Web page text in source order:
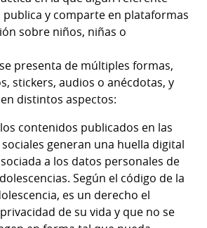
y comparte en plataformas
sobre niños, niñas o
presenta de múltiples formas,
stickers, audios o anécdotas, y
distintos aspectos:
los contenidos publicados en las
generan una huella digital
a los datos personales de
Según el código de la
es un derecho el
de su vida y que no se